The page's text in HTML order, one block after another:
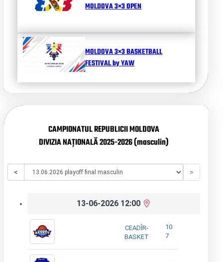
MOLDOVA 3×3 OPEN
MOLDOVA 3×3 BASKETBALL
FESTIVAL by YAW
CAMPIONATUL REPUBLICII MOLDOVA
DIVIZIA NAȚIONALĂ 2025-2026 (masculin)
< >
13-06-2026 12:00
CEADÎR-
BASKET
10
7